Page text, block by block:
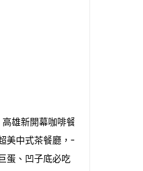
高雄新開幕咖啡餐酒館，深夜直
美中式茶餐廳，一整甕佛跳牆用
蛋、凹子底必吃，質感滿分水果